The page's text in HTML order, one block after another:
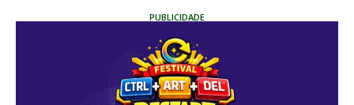
PUBLICIDADE